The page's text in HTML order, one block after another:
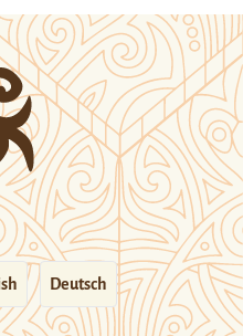
Deutsch